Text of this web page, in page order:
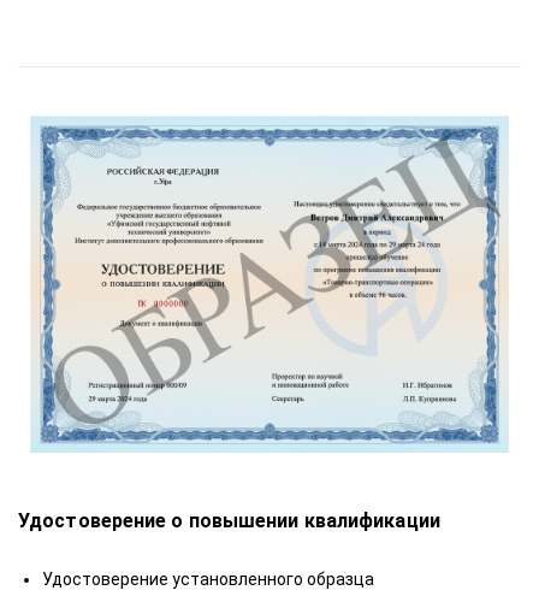
Удостоверение о повышении квалификации
Удостоверение установленного образца